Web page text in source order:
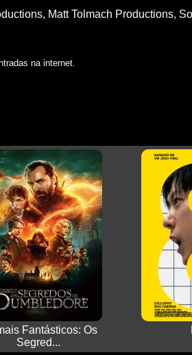
Matt Tolmach Productions,
na internet.
Fantásticos: Os
Segred...